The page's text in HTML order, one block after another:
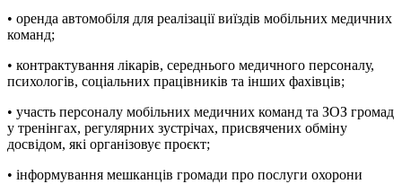
• оренда автомобіля для реалізації виїздів мобільних медичних
команд;
• контрактування лікарів, середнього медичного персоналу,
психологів, соціальних працівників та інших фахівців;
• участь персоналу мобільних медичних команд та ЗОЗ громад
у тренінгах, регулярних зустрічах, присвячених обміну
досвідом, які організовує проєкт;
• інформування мешканців громади про послуги охорони